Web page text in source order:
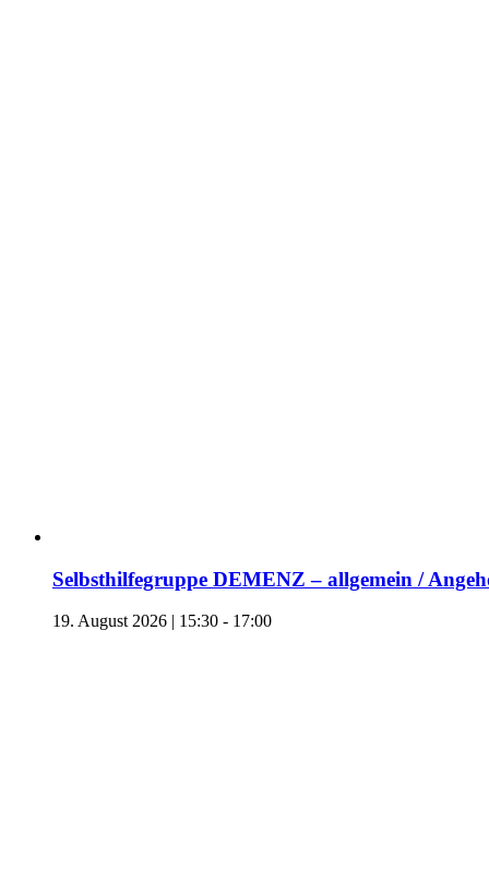
Selbsthilfegruppe DEMENZ – allgemein /
19. August 2026 | 15:30 - 17:00